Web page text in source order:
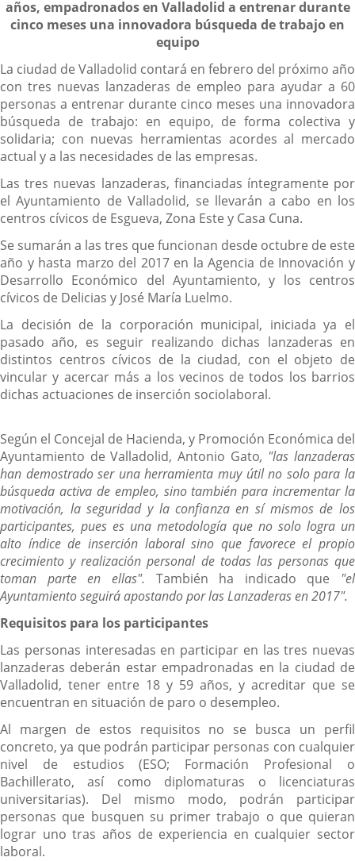
años, empadronados en Valladolid a entrenar durante
cinco meses una innovadora búsqueda de trabajo en
equipo
La ciudad de Valladolid contará en febrero del próximo año
con tres nuevas lanzaderas de empleo para ayudar a 60
personas a entrenar durante cinco meses una innovadora
búsqueda de trabajo: en equipo, de forma colectiva y
solidaria; con nuevas herramientas acordes al mercado
actual y a las necesidades de las empresas.
Las tres nuevas lanzaderas, financiadas íntegramente por
el Ayuntamiento de Valladolid, se llevarán a cabo en los
centros cívicos de Esgueva, Zona Este y Casa Cuna.
Se sumarán a las tres que funcionan desde octubre de este
año y hasta marzo del 2017 en la Agencia de Innovación y
Desarrollo Económico del Ayuntamiento, y los centros
cívicos de Delicias y José María Luelmo.
La decisión de la corporación municipal, iniciada ya el
pasado año, es seguir realizando dichas lanzaderas en
distintos centros cívicos de la ciudad, con el objeto de
vincular y acercar más a los vecinos de todos los barrios
dichas actuaciones de inserción sociolaboral.
Según el Concejal de Hacienda, y Promoción Económica del
Ayuntamiento de Valladolid, Antonio Gato, "las lanzaderas
han demostrado ser una herramienta muy útil no solo para la
búsqueda activa de empleo, sino también para incrementar la
motivación, la seguridad y la confianza en sí mismos de los
participantes, pues es una metodología que no solo logra un
alto índice de inserción laboral sino que favorece el propio
crecimiento y realización personal de todas las personas que
toman parte en ellas". También ha indicado que "el
Ayuntamiento seguirá apostando por las Lanzaderas en 2017".
Requisitos para los participantes
Las personas interesadas en participar en las tres nuevas
lanzaderas deberán estar empadronadas en la ciudad de
Valladolid, tener entre 18 y 59 años, y acreditar que se
encuentran en situación de paro o desempleo.
Al margen de estos requisitos no se busca un perfil
concreto, ya que podrán participar personas con cualquier
nivel de estudios (ESO; Formación Profesional o
Bachillerato, así como diplomaturas o licenciaturas
universitarias). Del mismo modo, podrán participar
personas que busquen su primer trabajo o que quieran
lograr uno tras años de experiencia en cualquier sector
laboral.